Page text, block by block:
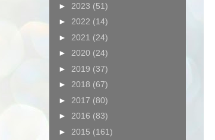
► 2023 (51)
► 2022 (14)
► 2021 (24)
► 2020 (24)
► 2019 (37)
► 2018 (67)
► 2017 (80)
► 2016 (83)
► 2015 (161)